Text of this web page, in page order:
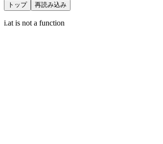
トップ 再読み込み
i.at is not a function